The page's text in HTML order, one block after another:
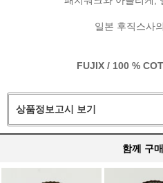
일본 후직스사
FUJIX / 100 %
상품정보고시 보기
함께 구